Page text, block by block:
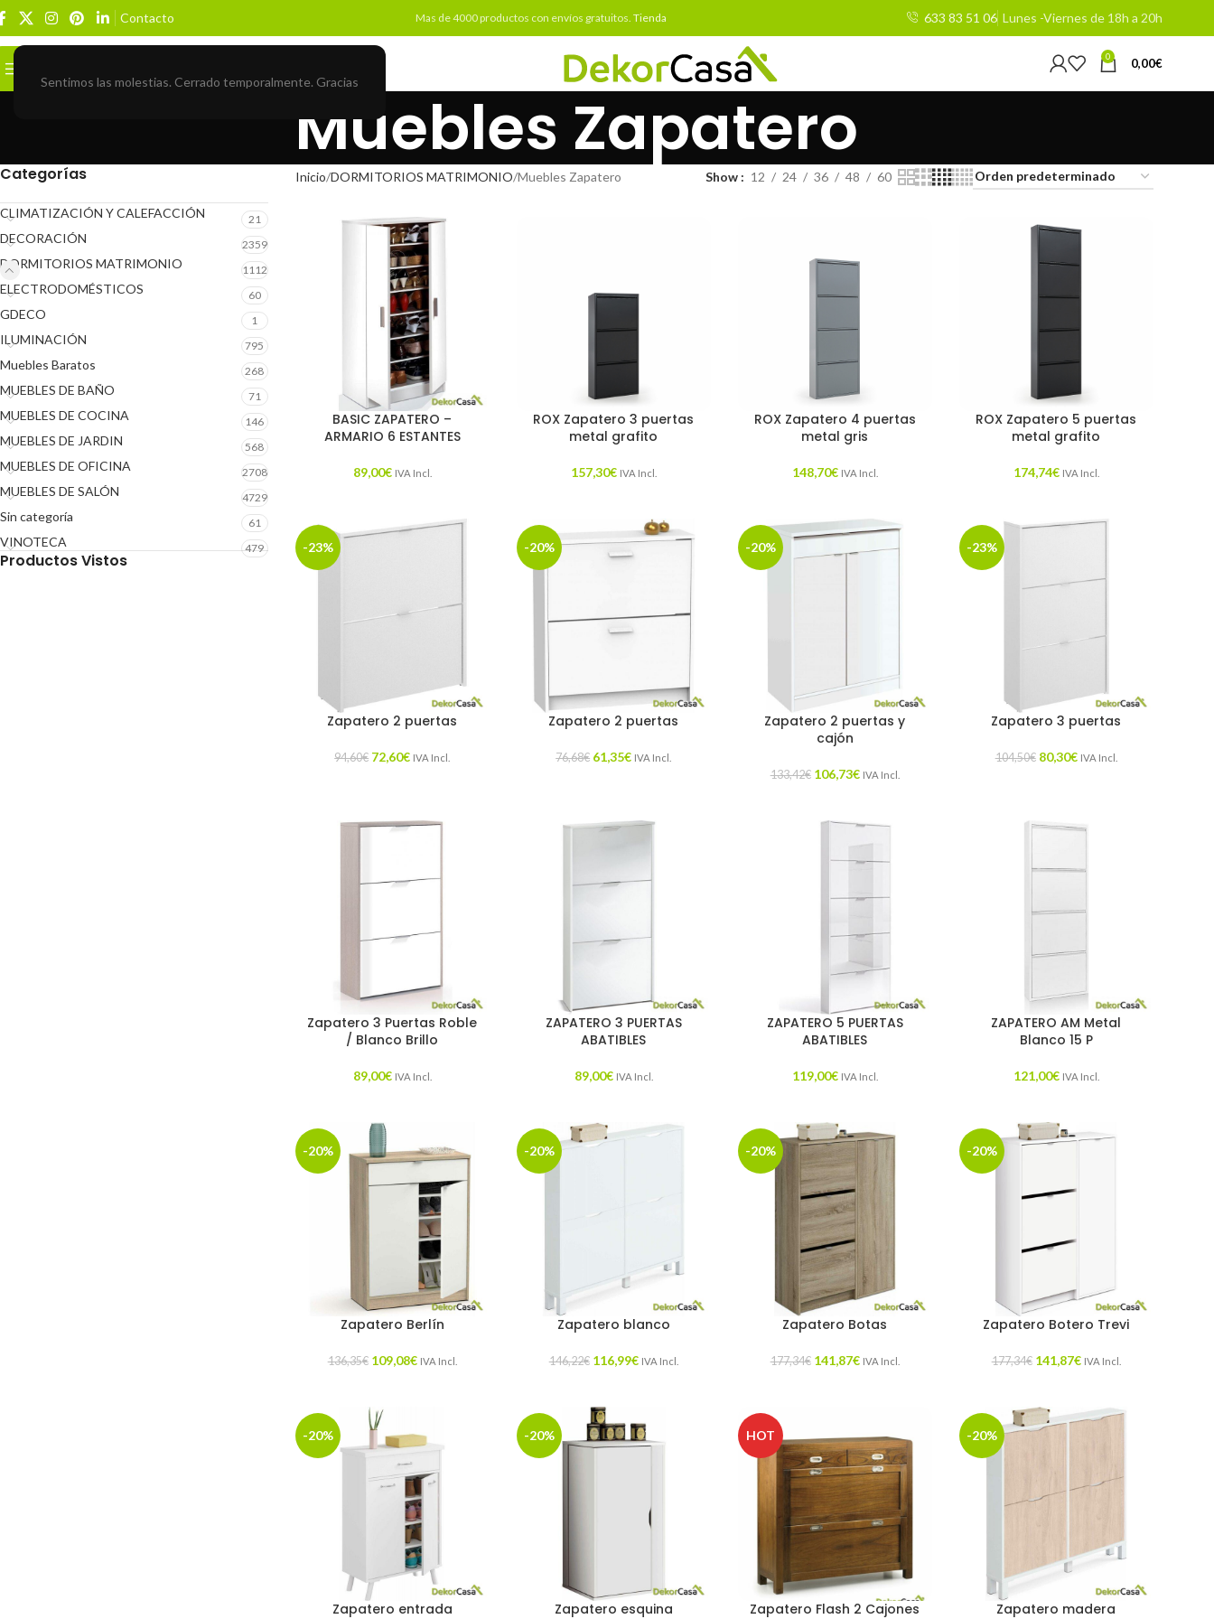
Sentimos las molestias. Cerrado temporalmente. Gracias
Contacto Mas de 4000 productos con envíos gratuitos. Tienda 633 83 51 06 Lunes -Viernes de 18h a 20h
0 0,00€
Muebles Zapatero
Categorías
CLIMATIZACIÓN Y CALEFACCIÓN 21
DECORACIÓN 2359
DORMITORIOS MATRIMONIO 1112
ELECTRODOMÉSTICOS 60
GDECO 1
ILUMINACIÓN 795
Muebles Baratos 268
MUEBLES DE BAÑO 71
MUEBLES DE COCINA 146
MUEBLES DE JARDIN 568
MUEBLES DE OFICINA 2708
MUEBLES DE SALÓN 4729
Sin categoría 61
VINOTECA 479
Productos Vistos
Inicio DORMITORIOS MATRIMONIO Muebles Zapatero Show 12 24 36 48 60
BASIC ZAPATERO –
ARMARIO 6 ESTANTES
89,00€ IVA Incl.
ROX Zapatero 3 puertas
metal grafito
157,30€ IVA Incl.
ROX Zapatero 4 puertas
metal gris
148,70€ IVA Incl.
ROX Zapatero 5 puertas
metal grafito
174,74€ IVA Incl.
-23%
Zapatero 2 puertas
94,60€ 72,60€ IVA Incl.
-20%
Zapatero 2 puertas
76,68€ 61,35€ IVA Incl.
-20%
Zapatero 2 puertas y
cajón
133,42€ 106,73€ IVA Incl.
-23%
Zapatero 3 puertas
104,50€ 80,30€ IVA Incl.
Zapatero 3 Puertas Roble
/ Blanco Brillo
89,00€ IVA Incl.
ZAPATERO 3 PUERTAS
ABATIBLES
89,00€ IVA Incl.
ZAPATERO 5 PUERTAS
ABATIBLES
119,00€ IVA Incl.
ZAPATERO AM Metal
Blanco 15 P
121,00€ IVA Incl.
-20%
Zapatero Berlín
136,35€ 109,08€ IVA Incl.
-20%
Zapatero blanco
146,22€ 116,99€ IVA Incl.
-20%
Zapatero Botas
177,34€ 141,87€ IVA Incl.
-20%
Zapatero Botero Trevi
177,34€ 141,87€ IVA Incl.
-20%
Zapatero entrada
-20%
Zapatero esquina
HOT
Zapatero Flash 2 Cajones
-20%
Zapatero madera